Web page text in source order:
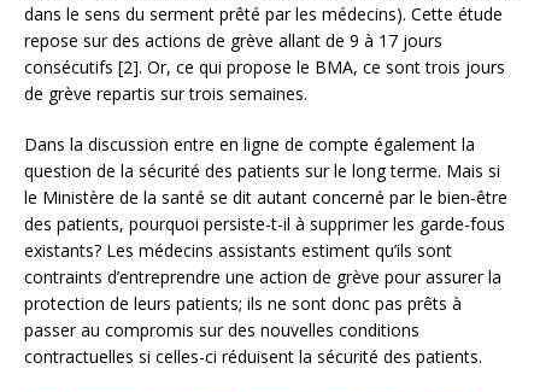
dans le sens du serment prêté par les médecins). Cette étude
repose sur des actions de grève allant de 9 à 17 jours
consécutifs [2]. Or, ce qui propose le BMA, ce sont trois jours
de grève repartis sur trois semaines.
Dans la discussion entre en ligne de compte également la
question de la sécurité des patients sur le long terme. Mais si
le Ministère de la santé se dit autant concerné par le bien-être
des patients, pourquoi persiste-t-il à supprimer les garde-fous
existants? Les médecins assistants estiment qu’ils sont
contraints d’entreprendre une action de grève pour assurer la
protection de leurs patients; ils ne sont donc pas prêts à
passer au compromis sur des nouvelles conditions
contractuelles si celles-ci réduisent la sécurité des patients.